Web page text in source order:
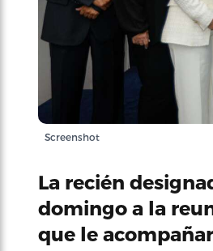
Screenshot
La recién
domingo a la
que le